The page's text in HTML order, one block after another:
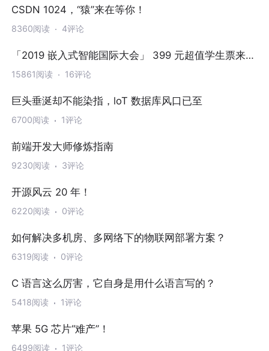
CSDN 1024，“猿”来在等你！
8360阅读 4评论
「2019 嵌入式智能国际大会」 399 元超值学生票来
啦，帮你豪省 2600 元！
15861阅读 16评论
巨头垂涎却不能染指，loT 数据库风口已至
6700阅读 1评论
前端开发大师修炼指南
9230阅读 3评论
开源风云 20 年！
6220阅读 0评论
如何解决多机房、多网络下的物联网部署方案？
6319阅读 0评论
C 语言这么厉害，它自身是用什么语言写的？
5418阅读 1评论
苹果 5G 芯片“难产”！
6499阅读 1评论